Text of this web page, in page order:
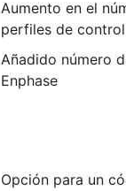
Aumento en el
perfiles de
Añadido número
Enphase
Opción para un